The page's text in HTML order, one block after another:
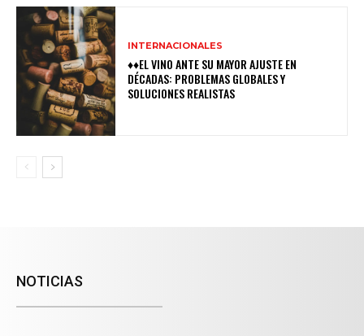
INTERNACIONALES
♦♦EL VINO ANTE SU MAYOR AJUSTE EN
DÉCADAS: PROBLEMAS GLOBALES Y
SOLUCIONES REALISTAS
NOTICIAS